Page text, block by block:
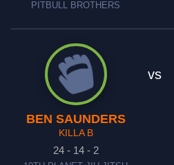
PITBULL BROTHERS
BEN SAUNDERS
KILLA B
24 - 14 - 2
vs